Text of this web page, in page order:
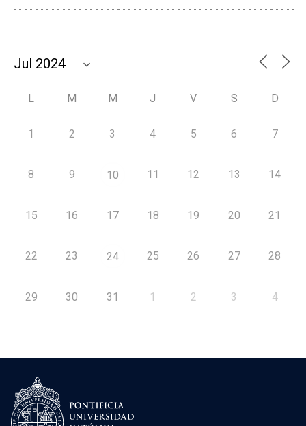
L M M J V S D
1 2 3 4 5 6 7
8 9 10 11 12 13 14
15 16 17 18 19 20 21
22 23 24 25 26 27 28
29 30 31 1 2 3 4